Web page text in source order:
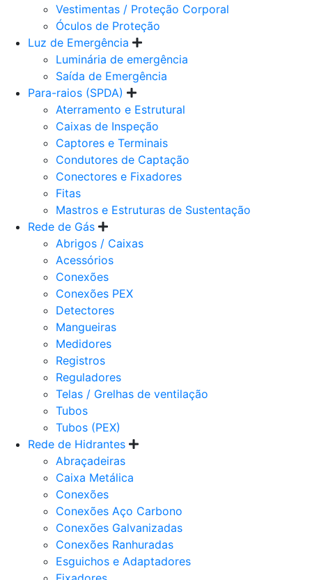
Vestimentas / Proteção Corporal
Óculos de Proteção
Luz de Emergência
Luminária de emergência
Saída de Emergência
Para-raios (SPDA)
Aterramento e Estrutural
Caixas de Inspeção
Captores e Terminais
Condutores de Captação
Conectores e Fixadores
Fitas
Mastros e Estruturas de Sustentação
Rede de Gás
Abrigos / Caixas
Acessórios
Conexões
Conexões PEX
Detectores
Mangueiras
Medidores
Registros
Reguladores
Telas / Grelhas de ventilação
Tubos
Tubos (PEX)
Rede de Hidrantes
Abraçadeiras
Caixa Metálica
Conexões
Conexões Aço Carbono
Conexões Galvanizadas
Conexões Ranhuradas
Esguichos e Adaptadores